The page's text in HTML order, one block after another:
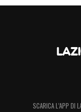
SCARICA L’APP DI